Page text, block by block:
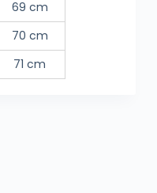
69 cm
70 cm
71 cm